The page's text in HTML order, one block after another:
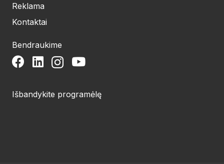
Reklama
Kontaktai
Bendraukime
Išbandykite programėlę